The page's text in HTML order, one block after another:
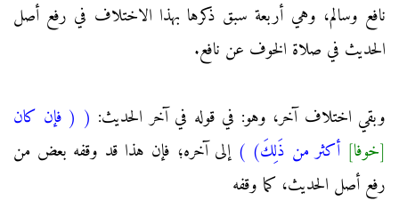
نافع وسالم، وهي أربعة سبق ذكرها بهذا الاختلاف في رفع أصل
الحديث في صلاة الخوف عن نافع.
وبقي اختلاف آخر، وهو: في قوله في آخر الحديث: ( ( فإن كان
[خوفا] أكثر من ذَلِكَ) ) إلى آخره؛ فإن هذا قد وقفه بعض من
رفع أصل الحديث، كما وقفه